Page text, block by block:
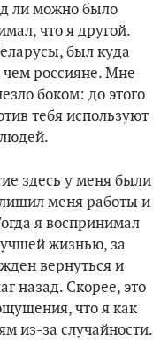
ли можно было
что я другой.
был куда
россияне. Мне
боком: до этого
тебя используют
здесь у меня были
меня работы и
я воспринимал
жизнью, за
вернуться и
назад. Скорее, это
что я как
из-за случайности.